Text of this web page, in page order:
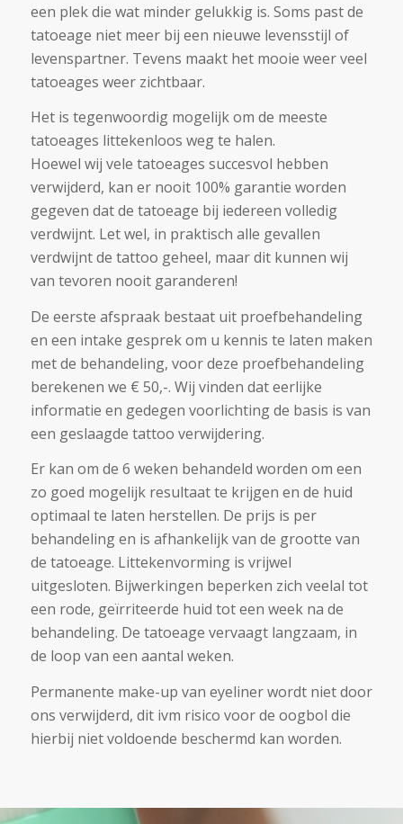
een plek die wat minder gelukkig is. Soms past de
tatoeage niet meer bij een nieuwe levensstijl of
levenspartner. Tevens maakt het mooie weer veel
tatoeages weer zichtbaar.
Het is tegenwoordig mogelijk om de meeste
tatoeages littekenloos weg te halen.
Hoewel wij vele tatoeages succesvol hebben
verwijderd, kan er nooit 100% garantie worden
gegeven dat de tatoeage bij iedereen volledig
verdwijnt. Let wel, in praktisch alle gevallen
verdwijnt de tattoo geheel, maar dit kunnen wij
van tevoren nooit garanderen!
De eerste afspraak bestaat uit proefbehandeling
en een intake gesprek om u kennis te laten maken
met de behandeling, voor deze proefbehandeling
berekenen we € 50,-. Wij vinden dat eerlijke
informatie en gedegen voorlichting de basis is van
een geslaagde tattoo verwijdering.
Er kan om de 6 weken behandeld worden om een
zo goed mogelijk resultaat te krijgen en de huid
optimaal te laten herstellen. De prijs is per
behandeling en is afhankelijk van de grootte van
de tatoeage. Littekenvorming is vrijwel
uitgesloten. Bijwerkingen beperken zich veelal tot
een rode, geïrriteerde huid tot een week na de
behandeling. De tatoeage vervaagt langzaam, in
de loop van een aantal weken.
Permanente make-up van eyeliner wordt niet door
ons verwijderd, dit ivm risico voor de oogbol die
hierbij niet voldoende beschermd kan worden.